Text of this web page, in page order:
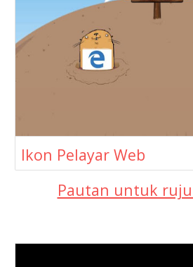
Ikon Pelayar Web
Pautan untuk